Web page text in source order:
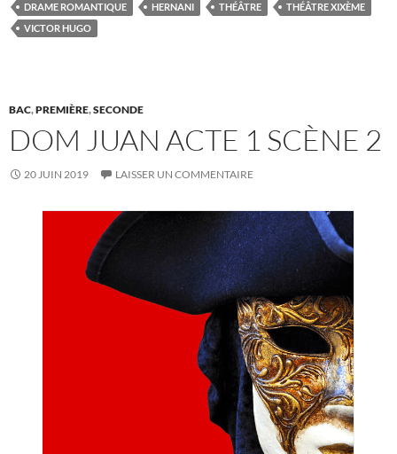
DRAME ROMANTIQUE HERNANI THÉÂTRE
THÉÂTRE XIXÈME
VICTOR HUGO
BAC,PREMIÈRE,SECONDE
DOM JUAN ACTE 1 SCÈNE 2
20 JUIN 2019 LAISSER UN COMMENTAIRE